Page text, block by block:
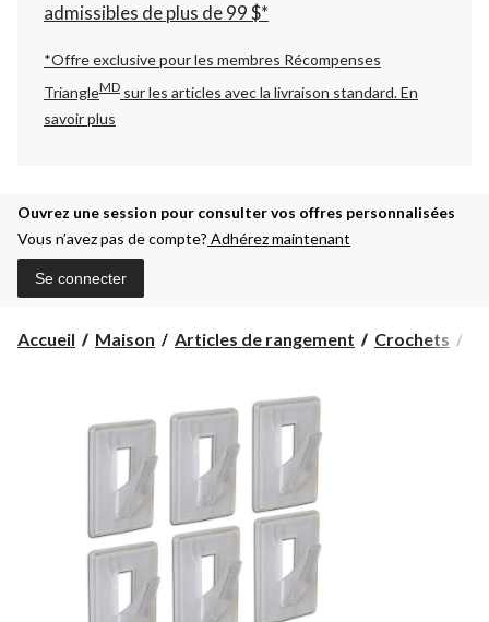
admissibles de plus de 99 $*
*Offre exclusive pour les membres Récompenses
TriangleMD sur les articles avec la livraison standard.En
savoir plus
Ouvrez une session pour consulter vos offres personnalisées
Vous n’avez pas de compte? Adhérez maintenant
Se connecter
Accueil Maison Articles de rangement Crochets